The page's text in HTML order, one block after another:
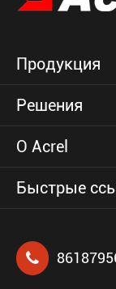
Продукция
Решения
О Acrel
Быстрые